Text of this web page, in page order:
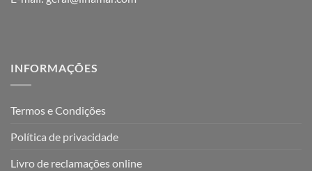
INFORMAÇÕES
Termos e Condições
Política de privacidade
Livro de reclamações online